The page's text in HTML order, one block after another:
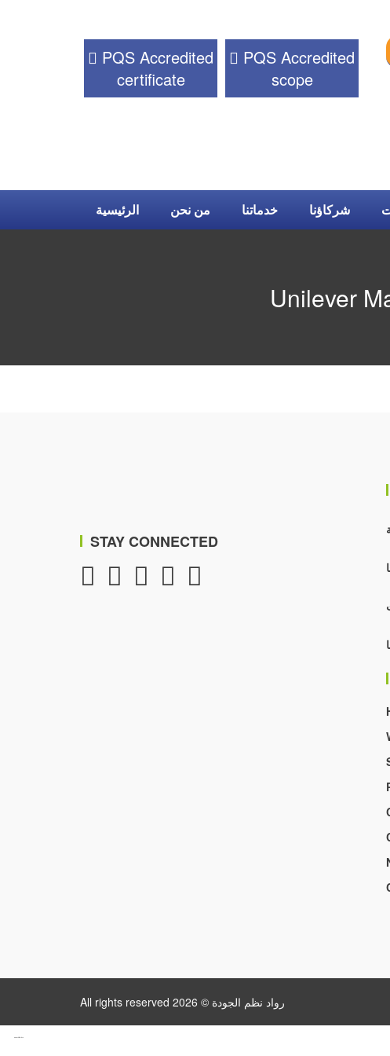
PQS Accredited
certificate
PQS Accredited
scope
الرئيسية من نحن خدماتنا شركاؤنا
Unilever
STAY CONNECTED
All rights reserved رواد نظم الجودة © 2026